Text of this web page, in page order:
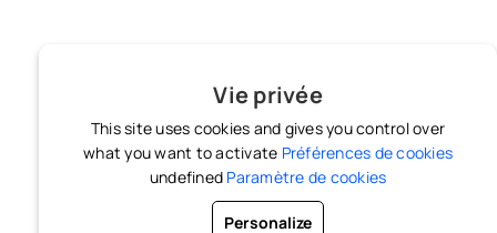
Vie privée
This site uses cookies and gives you control over
what you want to activate Préférences de cookies
undefined Paramètre de cookies
Personalize